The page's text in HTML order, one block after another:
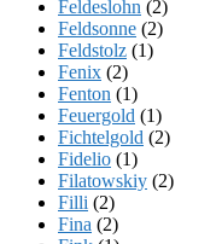
Feldeslohn (2)
Feldsonne (2)
Feldstolz (1)
Fenix (2)
Fenton (1)
Feuergold (1)
Fichtelgold (2)
Fidelio (1)
Filatowskiy (2)
Filli (2)
Fina (2)